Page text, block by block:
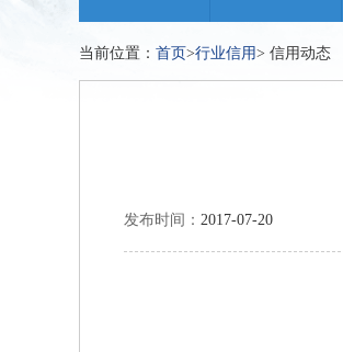
当前位置： 首页>行业信用> 信用动态
发布时间： 2017-07-20